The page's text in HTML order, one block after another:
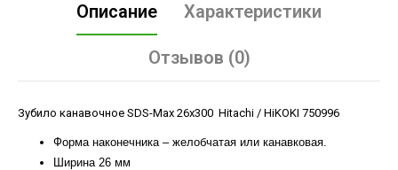
Описание Характеристики
Отзывов (0)
Зубило канавочное SDS-Max 26x300 Hitachi / HiKOKI 750996
Форма наконечника – желобчатая или канавковая.
Ширина 26 мм